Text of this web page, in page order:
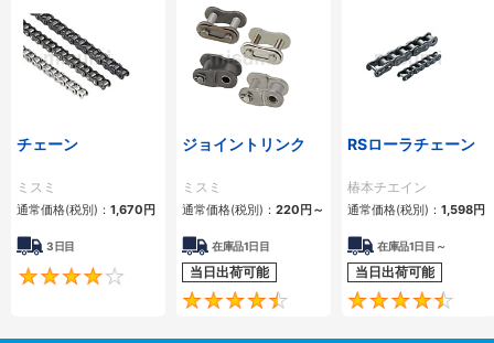
チェーン
ミスミ
通常価格(税別)： 1,670円
3日目
4.2
ジョイントリンク
ミスミ
通常価格(税別)： 220円～
在庫品1日目
当日出荷可能
4.5
RSローラチェーン
椿本チエイン
通常価格(税別)： 1,598円
在庫品1日目～
当日出荷可能